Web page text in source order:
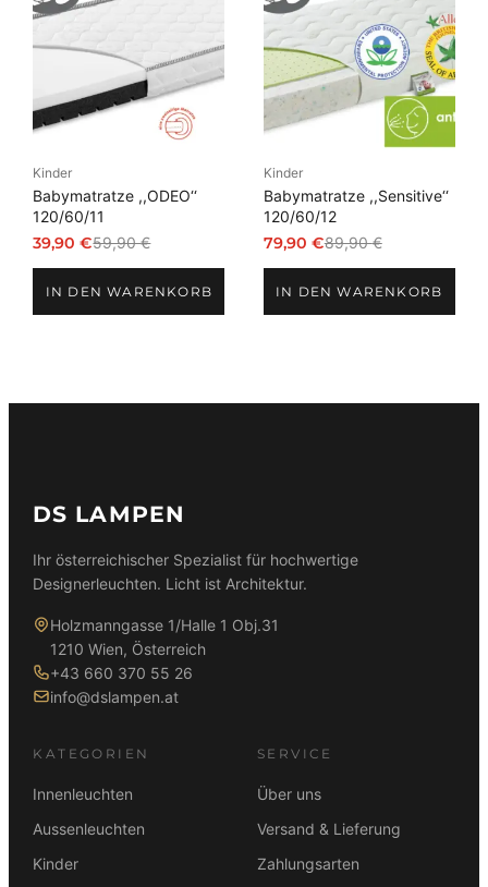
Kinder
Babymatratze ,,ODEO‘‘
120/60/11
59,90€
Ursprünglicher
war:
39,90€
Aktueller
ist:IN DEN WARENKORB
Angebot
Kinder
Babymatratze ,,Sensitive‘‘
120/60/12
89,90€
Ursprünglicher
war:
79,90 €
Aktueller
ist:IN DEN WARENKORB
DS LAMPEN
Ihr österreichischer Spezialist für hochwertige
Designerleuchten. Licht ist Architektur.
Holzmanngasse 1/Halle 1 Obj.31
1210 Wien, Österreich
+43 660 370 55 26
info@dslampen.at
KATEGORIEN
Innenleuchten
Aussenleuchten
Kinder
SERVICE
Über uns
Versand & Lieferung
Zahlungsarten